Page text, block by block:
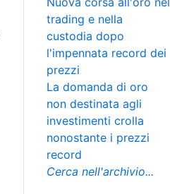
trading e nella
custodia dopo
l'impennata record dei
prezzi
La domanda di oro
non destinata agli
investimenti crolla
nonostante i prezzi
record
Cerca nell'archivio...